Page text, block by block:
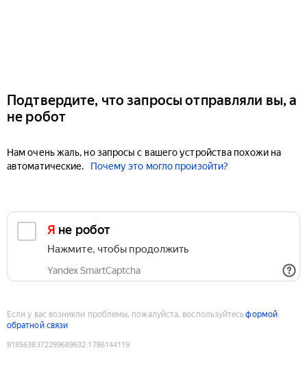
Подтвердите, что запросы отправляли вы, а
не робот
Нам очень жаль, но запросы с вашего устройства похожи на
автоматические.
Почему это могло произойти?
Я не робот
Нажмите, чтобы продолжить
Yandex SmartCaptcha
Если у вас возникли проблемы, пожалуйста, воспользуйтесьформой
обратной связи
9185638372299689632:1786144119